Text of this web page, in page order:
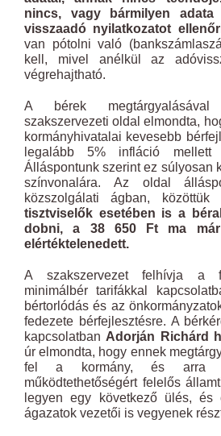
nincs, vagy bármilyen
visszaadó nyilatkozatot
van pótolni való
kell, mivel anélkül az
végrehajtható.
A bérek
szakszervezeti oldal elmondta,
kormányhivatalai kevesebb
legalább 5% infláció mellett
Álláspontunk szerint ez súlyosan
színvonalára. Az oldal
közszolgálati ágban,
tisztviselők esetében is a
dobni, a 38 650 Ft ma már
elértéktelenedett.
A szakszervezet felhívja a
minimálbér tarifákkal
bértorlódás és az
fedezete bérfejlesztésre. A
kapcsolatban Adorján Richárd
úr elmondta, hogy ennek
fel a kormány, és arra
működtethetőségért felelős
legyen egy következő ülés,
ágazatok vezetői is vegyenek